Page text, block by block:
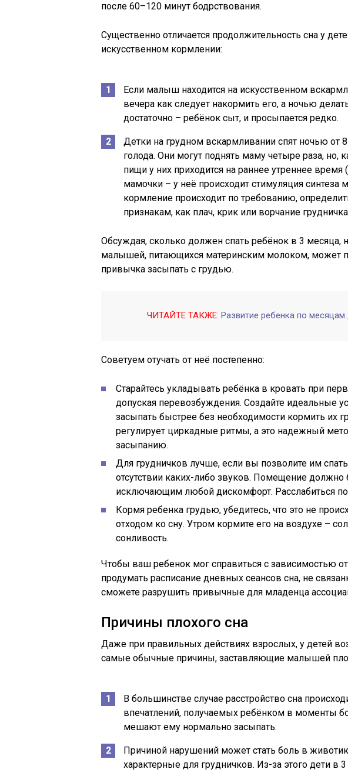
после 60–120 минут бодрствования.
Существенно отличается продолжительность сна у
искусственном кормлении:
Если малыш находится на искусственном
вечера как следует накормить его, а ночью
достаточно – ребёнок сыт, и просыпается редко.
Детки на грудном вскармливании спят ночью от
голода. Они могут поднять маму четыре раза, но,
пищи у них приходится на раннее утреннее время
мамочки – у неё происходит стимуляция синтеза
кормление происходит по требованию,
признакам, как плач, крик или ворчание
Обсуждая, сколько должен спать ребёнок в 3 месяца,
малышей, питающихся материнским молоком, может
привычка засыпать с грудью.
ЧИТАЙТЕ ТАКЖЕ: Развитие ребенка по месяцам
Советуем отучать от неё постепенно:
Старайтесь укладывать ребёнка в кровать при
допуская перевозбуждения. Создайте идеальные
засыпать быстрее без необходимости кормить их
регулирует циркадные ритмы, а это надежный
засыпанию.
Для грудничков лучше, если вы позволите им
отсутствии каких-либо звуков. Помещение
исключающим любой дискомфорт. Расслабиться
Кормя ребенка грудью, убедитесь, что это не
отходом ко сну. Утром кормите его на воздухе –
сонливость.
Чтобы ваш ребенок мог справиться с зависимостью
продумать расписание дневных сеансов сна, не
сможете разрушить привычные для младенца
Причины плохого сна
Даже при правильных действиях взрослых, у детей
самые обычные причины, заставляющие малышей
В большинстве случае расстройство сна
впечатлений, получаемых ребёнком в моменты
мешают ему нормально засыпать.
Причиной нарушений может стать боль в
характерные для грудничков. Из-за этого дети в